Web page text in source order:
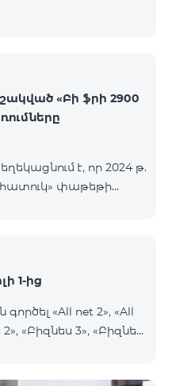
«Բի ֆրի 2900
է, որ 2024 թ.
հատուկ» փաթեթի
10 ԳԲ ինտերնետի,
ֆրի 2900 հատուկ»
է նաև WhatsApp,
անսա
1-ից
«All net 2», «All
«Բիզնես 3», «Բիզնես